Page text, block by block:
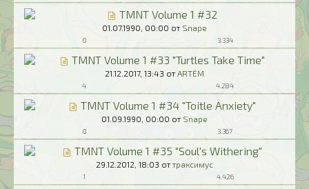
TMNT Volume 1 #32
01.07.1990, 00:00 от Snape
0 3.334
TMNT Volume 1 #33 "Turtles Take Time"
21.12.2017, 13:43 от ARTЁM
4 4.284
TMNT Volume 1 #34 "Toitle Anxiety"
01.09.1990, 00:00 от Snape
0 3.367
TMNT Volume 1 #35 "Soul's Withering"
29.12.2012, 18:03 от траксимус
1 4.426